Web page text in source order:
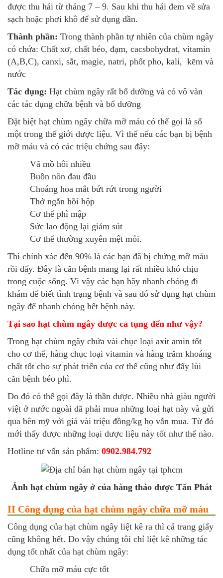
được thu hái từ tháng 7 – 9. Sau khi thu hái đem về sửa
sạch hoặc phơi khô để sử dụng dần.
Thành phần: Trong thành phần tự nhiên của chùm ngây
có chứa: Chất xơ, chất béo, đạm, cacsbohydrat, vitamin
(A,B,C), canxi, sắt, magie, natri, phốt pho, kali, kẽm và
nước
Tác dụng: Hạt chùm ngây rất bổ dưỡng và có vô vàn
các tác dụng chữa bệnh và bổ dưỡng
Đặt biệt hạt chùm ngây chữa mỡ máu có thể gọi là số
một trong thế giới dược liệu. Vì thế nếu các bạn bị bệnh
mỡ máu và có các triệu chứng sau đây:
Vã mồ hôi nhiều
Buồn nôn đau đầu
Choáng hoa mắt bứt rứt trong người
Thở ngắn hồi hộp
Cơ thể phì mập
Sức lao động lại giảm sút
Cơ thể thường xuyên mệt mỏi.
Thì chính xác đến 90% là các bạn đã bị chứng mỡ máu
rồi đấy. Đây là căn bệnh mang lại rất nhiều khó chịu
trong cuộc sống. Vì vậy các bạn hãy nhanh chóng đi
khám để biết tình trạng bệnh và sau đó sử dụng hạt chùm
ngây để nhanh chóng hết bệnh này.
Tại sao hạt chùm ngây được ca tụng đến như vậy?
Trong hạt chùm ngây chứa vài chục loại axit amin tốt
cho cơ thể, hàng chục loại vitamin và hàng trăm khoáng
chất tốt cho sự phát triển của cơ thể cũng như đẩy lùi
căn bệnh béo phì.
Do đó có thể gọi đây là thần dược. Nhiều nhà giàu người
việt ở nước ngoài đã phải mua những loại hạt này và gửi
qua bên mỹ với giá vài triệu đồng/kg họ vẫn mua. Từ đó
mới thấy được những loại dược liệu này tốt như thế nào.
Hotline tư vấn sản phẩm: 0902.984.792
Ảnh hạt chùm ngây ở của hàng thảo dược Tấn Phát
II Công dụng của hạt chùm ngây chữa mỡ máu
Công dụng của hạt chùm ngây liệt kê ra thì cả trang giấy
cũng không hết. Do vậy chúng tôi chỉ liệt kê những tác
dụng tốt nhất của hạt chùm ngây:
Chữa mỡ máu cực tốt